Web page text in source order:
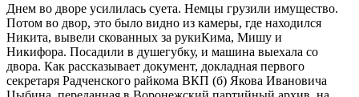
Днем во дворе усилилась суета. Немцы грузили имущество.
Потом во двор, это было видно из камеры, где находился
Никита, вывели скованных за рукиКима, Мишу и
Никифора. Посадили в душегубку, и машина выехала со
двора. Как рассказывает документ, докладная первого
секретаря Радченского райкома ВКП (б) Якова Ивановича